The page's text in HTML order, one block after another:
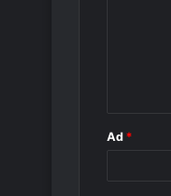
Ad *